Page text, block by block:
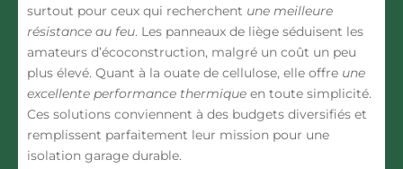
surtout pour ceux qui recherchent une meilleure
résistance au feu. Les panneaux de liège séduisent les
amateurs d’écoconstruction, malgré un coût un peu
plus élevé. Quant à la ouate de cellulose, elle offre une
excellente performance thermique en toute simplicité.
Ces solutions conviennent à des budgets diversifiés et
remplissent parfaitement leur mission pour une
isolation garage durable.